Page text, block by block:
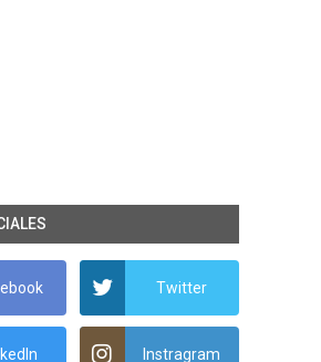
Twitter
Instragram